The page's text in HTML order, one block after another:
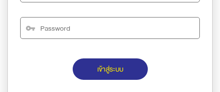
เข้าสู่ระบบ